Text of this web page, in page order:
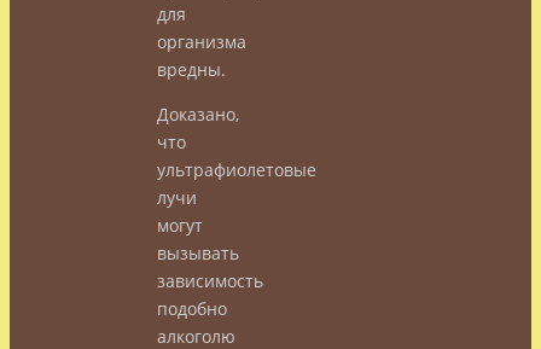
для
организма
вредны.
Доказано,
что
ультрафиолетовые
лучи
могут
вызывать
зависимость
подобно
алкоголю